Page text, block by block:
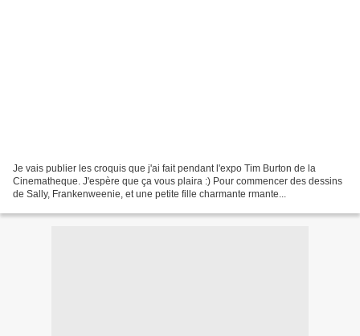
Je vais publier les croquis que j'ai fait pendant l'expo Tim Burton de la
Cinematheque. J'espère que ça vous plaira :) Pour commencer des dessins
de Sally, Frankenweenie, et une petite fille charmante rmante...